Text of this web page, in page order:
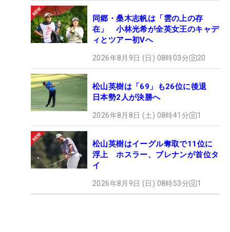
同郷・桑木志帆は「雲の上の存
在」 小林光希が全英女王のキャデ
ィとツアー初Vへ
2026年8月9日 (日) 08時03分 20
松山英樹は「69」も26位に後退
日本勢2人が決勝へ
2026年8月8日 (土) 08時41分 1
松山英樹はイーグル奪取で11位に
浮上 ホスラー、ブレナンが首位タ
イ
2026年8月9日 (日) 08時53分 1